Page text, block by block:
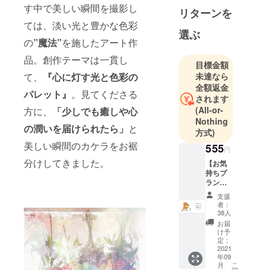
す中で美しい瞬間を撮影し
ては、淡い光と豊かな色彩
の”魔法”を施したアート作
品。創作テーマは一貫し
て、
『心に灯す光と色彩の
パレット』 。見てくださる
方に、
「少しでも癒しや心
の潤いを届けられたら」 と
美しい瞬間のカケラをお裾
分けしてきました。
いうテーマ
で2016年か
らフォト
アートを創
作するアー
ティスト。
リターンを
選ぶ
目標金額
未達なら
全額返金
されます
(All-or-
Nothing
方式)
555円
【お気
持ちプ
ラン】
サンク
スメー
ルのみ
(本なし
の応援
プラン
です) 本
はつき
支援
者：
38人
お届
け予
定：
2021
年09
月
こ